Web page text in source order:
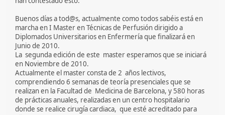
Buenos días a tod@s, actualmente como todos sabéis está en
marcha en I Master en Técnicas de Perfusión dirigido a
Diplomados Universitarios en Enfermería que finalizará en
Junio de 2010.
La segunda edición de este master esperamos que se iniciará
en Noviembre de 2010.
Actualmente el master consta de 2 años lectivos,
comprendiendo 6 semanas de teoría presenciales que se
realizan en la Facultad de Medicina de Barcelona, y 580 horas
de prácticas anuales, realizadas en un centro hospitalario
donde se realice cirugía cardiaca, que esté acreditado para